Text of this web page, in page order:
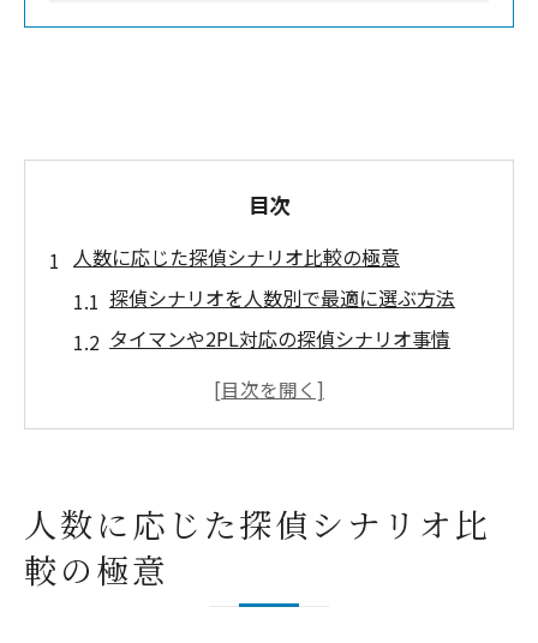
目次
人数に応じた探偵シナリオ比較の極意
探偵シナリオを人数別で最適に選ぶ方法
タイマンや2PL対応の探偵シナリオ事情
継続PC向き探偵シナリオの特徴とは
推理重視の探偵シナリオ選定ポイント解説
探偵シナリオで謎解きを深く味わうコツ
人数に応じた探偵シナリオ比
較の極意